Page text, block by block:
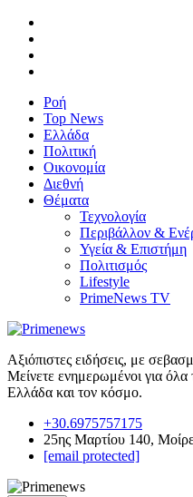
Ροή
Top News
Ελλάδα
Πολιτική
Οικονομία
Διεθνή
Θέματα
Τεχνολογία
Περιβάλλον &
Υγεία & Επιστήμη
Πολιτισμός
Lifestyle
PrimeNews TV
Αξιόπιστες ειδήσεις, με
Μείνετε ενημερωμένοι για όλα
Ελλάδα και τον κόσμο.
+30.6975757175
25ης Μαρτίου 140,
[email protected]